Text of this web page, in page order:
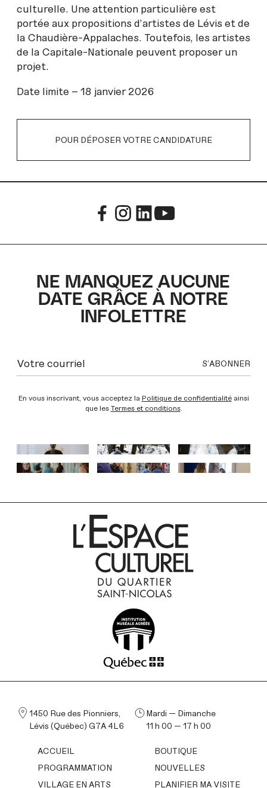
culturelle. Une attention particulière est
portée aux propositions d’artistes de Lévis et de
la Chaudière-Appalaches. Toutefois, les artistes
de la Capitale-Nationale peuvent proposer un
projet.
Date limite – 18 janvier 2026
POUR DÉPOSER VOTRE CANDIDATURE
NE MANQUEZ AUCUNE
DATE GRÂCE À NOTRE
INFOLETTRE
En vous inscrivant, vous acceptez la Politique de confidentialitéainsi
que les Termes et conditions.
1450 Rue des Pionniers,
Lévis (Québec) G7A 4L6
Mardi — Dimanche
11 h 00 — 17 h 00
ACCUEIL
PROGRAMMATION
VILLAGE EN ARTS
BOUTIQUE
NOUVELLES
PLANIFIER MA VISITE